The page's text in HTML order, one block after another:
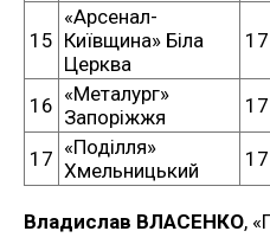
15
«Арсенал-
Київщина» Біла
Церква
17
16 «Металург»
Запоріжжя
17
17 «Поділля»
Хмельницький
17
Владислав ВЛАСЕНКО,